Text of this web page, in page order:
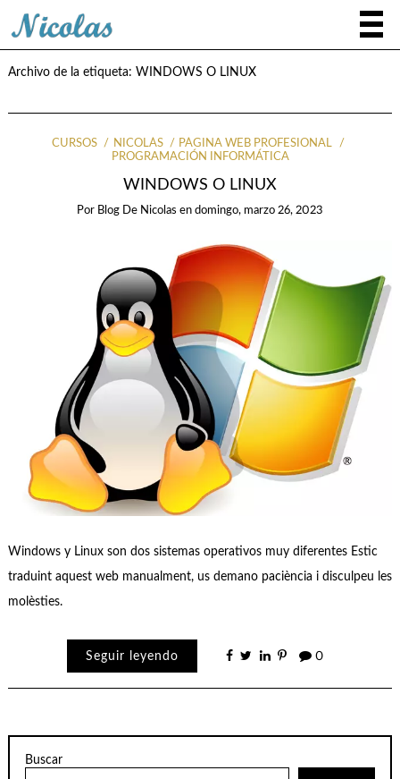
Archivo de la etiqueta: WINDOWS O LINUX
CURSOS NICOLÁS
PÁGINA WEB PROFESIONAL
PROGRAMACIÓN INFORMÁTICA
WINDOWS O LINUX
Por Blog De Nicolas en domingo, marzo 26, 2023
Windows y Linux son dos sistemas operativos muy diferentes Estic
traduint aquest web manualment, us demano paciència i disculpeu les
molèsties.
Seguir leyendo 0
Buscar